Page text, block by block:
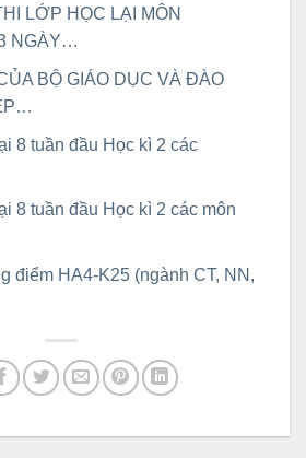
LỚP HỌC LẠI MÔN
NGÀY…
BỘ GIÁO DỤC VÀ ĐÀO
8 tuần đầu Học kì 2 các
8 tuần đầu Học kì 2 các môn
điểm HA4-K25 (ngành CT, NN,